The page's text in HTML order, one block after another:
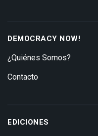
DEMOCRACY NOW!
¿Quiénes Somos?
Contacto
EDICIONES